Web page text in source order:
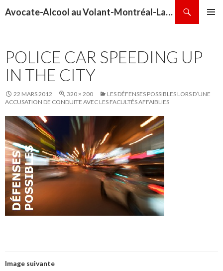
Avocate-Alcool au Volant-Montréal-Laval-Repentigny-Terrebonne-Sainte-Thérèse
POLICE CAR SPEEDING UP
IN THE CITY
22 MARS 2012 320 × 200
LES DÉFENSES POSSIBLES LORS D’UNE
ACCUSATION DE CONDUITE AVEC LES FACULTÉS AFFAIBLIES
Image suivante